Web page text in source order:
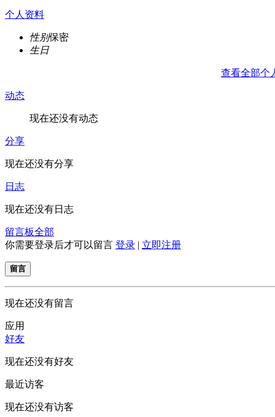
个人资料
性别保密
生日
查看全部个
动态
现在还没有动态
分享
现在还没有分享
日志
现在还没有日志
留言板全部
你需要登录后才可以留言 登录 | 立即注册
留言
现在还没有留言
应用
好友
现在还没有好友
最近访客
现在还没有访客